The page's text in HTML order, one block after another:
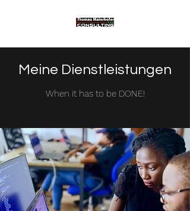
Meine Dienstleistungen
When it has to be DONE!